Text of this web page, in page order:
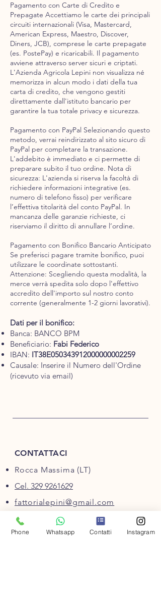
Pagamento con Carte di Credito e
Prepagate Accettiamo le carte dei principali
circuiti internazionali (Visa, Mastercard,
American Express, Maestro, Discover,
Diners, JCB), comprese le carte prepagate
(es. PostePay) e ricaricabili. Il pagamento
avviene attraverso server sicuri e criptati.
L'Azienda Agricola Lepini non visualizza né
memorizza in alcun modo i dati della tua
carta di credito, che vengono gestiti
direttamente dall'istituto bancario per
garantire la tua totale privacy e sicurezza.
Pagamento con PayPal Selezionando questo
metodo, verrai reindirizzato al sito sicuro di
PayPal per completare la transazione.
L'addebito è immediato e ci permette di
preparare subito il tuo ordine. Nota di
sicurezza: L'azienda si riserva la facoltà di
richiedere informazioni integrative (es.
numero di telefono fisso) per verificare
l’effettiva titolarità del conto PayPal. In
mancanza delle garanzie richieste, ci
riserviamo il diritto di annullare l’ordine.
Pagamento con Bonifico Bancario Anticipato
Se preferisci pagare tramite bonifico, puoi
utilizzare le coordinate sottostanti.
Attenzione: Scegliendo questa modalità, la
merce verrà spedita solo dopo l'effettivo
accredito dell'importo sul nostro conto
corrente (generalmente 1-2 giorni lavorativi).
Dati per il bonifico:
Banca: BANCO BPM
Beneficiario: Fabi Federico
IBAN: IT38E050343912000000002259
Causale: Inserire il Numero dell'Ordine
(ricevuto via email)
CONTATTACI
Rocca Massima (LT)
Cel. 329 9261629
fattorialepini@gmail.com
Phone Whatsapp Contatti Instagram